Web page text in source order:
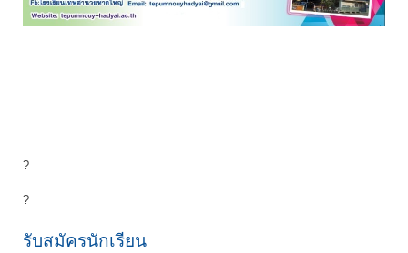
?
?
รับสมัครนักเรียน